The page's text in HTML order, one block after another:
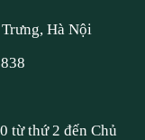
Hà Nội
từ thứ 2 đến Chủ